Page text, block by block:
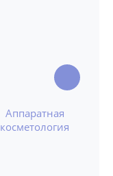
Аппаратная
косметология